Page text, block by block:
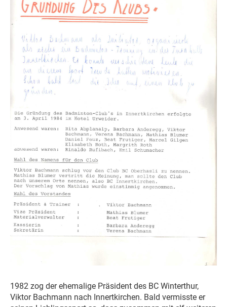
1982 zog der ehemalige Präsident des BC Winterthur,
Viktor Bachmann nach Innertkirchen. Bald vermisste er